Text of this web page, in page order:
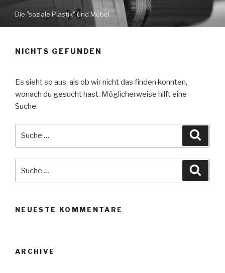
Inhalt
springen
Die "soziale Plastik" und Möbel
NICHTS GEFUNDEN
Es sieht so aus, als ob wir nicht das finden konnten,
wonach du gesucht hast. Möglicherweise hilft eine
Suche.
NEUESTE KOMMENTARE
ARCHIVE